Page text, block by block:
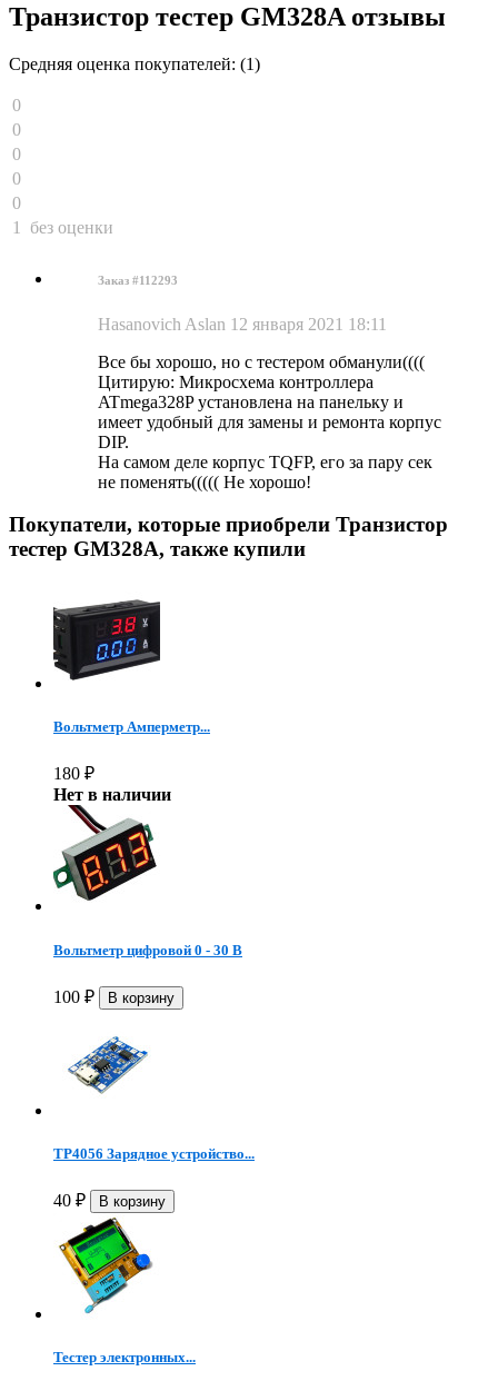
Транзистор тестер GM328A отзывы
Средняя оценка покупателей: (1)
0
0
0
0
0
1
без оценки
Заказ #112293
Hasanovich Aslan 12 января 2021 18:11
Все бы хорошо, но с тестером обманули((((
Цитирую: Микросхема контроллера
ATmega328P установлена на панельку и
имеет удобный для замены и ремонта корпус
DIP.
На самом деле корпус TQFP, его за пару сек
не поменять((((( Не хорошо!
Покупатели, которые приобрели Транзистор
тестер GM328A, также купили
Вольтметр Амперметр...
180 ₽
Нет в наличии
Вольтметр цифровой 0 - 30 В
100 ₽
TP4056 Зарядное устройство...
40 ₽
Тестер электронных...